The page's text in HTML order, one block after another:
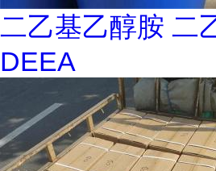
二乙基乙醇胺 二
DEEA